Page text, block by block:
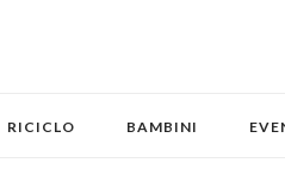
RICICLO BAMBINI